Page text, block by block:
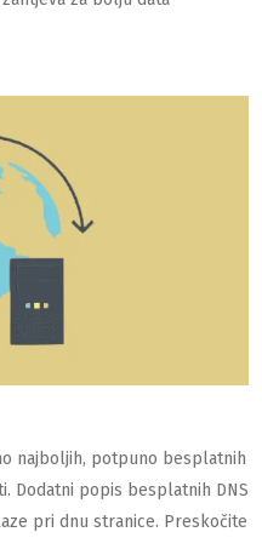
najboljih, potpuno besplatnih
Dodatni popis besplatnih DNS
pri dnu stranice. Preskočite